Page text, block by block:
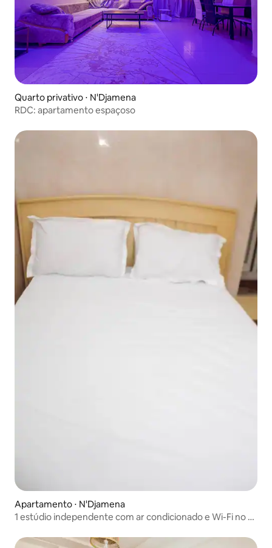
Quarto privativo ⋅ N'Djamena
RDC: apartamento espaçoso
Apartamento ⋅ N'Djamena
1 estúdio independente com ar condicionado e Wi-Fi no 1º